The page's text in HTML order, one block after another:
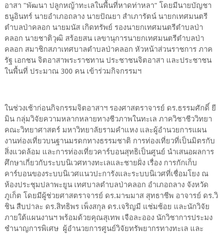
อาสา "พัฒนา ปลูกหญ้าทะเลในพื้นที่หาดท่าหลา" โดยมีนายบัญชา
ธนูอินทร์ นายอำเภอถลาง นายปัณยา สำเภารัตน์ นายกเทศมนตรี
ตำบลป่าคลอก นายมนัส เกิดทรัพย์ รองนายกเทศมนตรีตำบลป่า
คลอก นายชาติวุฒิ สร้อยสน เลขานุการนายกเทศมนตรีตำบลป่า
คลอก สมาชิกสภาเทศบาลตำบลป่าคลอก หัวหน้าส่วนราชการ ภาค
รัฐ เอกชน จิตอาสาพระราชทาน ประชาชนจิตอาสา และประชาชน
ในพื้นที่ ประมาณ 300 คน เข้าร่วมกิจกรรมฯ
ในช่วงเช้าก่อนกิจกรรมจิตอาสาฯ รองศาสตราจารย์ ดร.ธรรมศักดิ์ ยี
มิน กลุ่มวิจัยความหลากหลายทางชีวภาพในทะเล ภาควิชาชีววิทยา
คณะวิทยาศาสตร์ มหาวิทยาลัยรามคำแหง และผู้อำนวยการแผน
งานท่องเที่ยวบนฐานมรดกทางธรรมชาติ การท่องเที่ยวที่เป็นมิตรกับ
สิ่งแวดล้อม และการท่องเที่ยวคาร์บอนสุทธิเป็นศูนย์ นำเสนอผลการ
ศึกษาเกี่ยวกับระบบนิเวศทางทะเลและชายฝั่ง เรื่อง การกักเก็บ
คาร์บอนของระบบนิเวศแนวปะการังและระบบนิเวศที่เชื่อมโยง ณ
ห้องประชุมปลาพะยูน เทศบาลตำบลป่าคลอก อำเภอถลาง จังหวัด
ภูเก็ต โดยมีผู้ช่วยศาสตราจารย์ ดร.มาฆมาส สุทธาชีพ อาจารย์ ดร.วิ
ชิน สืบปาละ ดร.สิทธิพร เพ็งสกุล ดร.เจริญมี แช่มช้อย และนักวิจัย
ภายใต้แผนงานฯ พร้อมด้วยคุณสุเทพ เจือละออง นักวิชาการประมง
ชำนาญการพิเศษ ผู้อำนวยการศูนย์วิจัยทรัพยากรทางทะเล และ